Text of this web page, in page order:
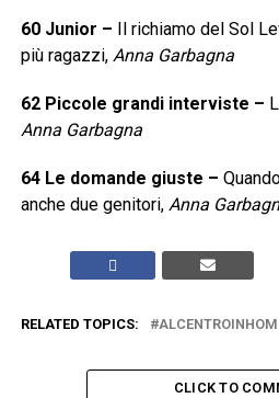
60 Junior –
Il richiamo del Sol
più ragazzi, Anna Garbagna
62 Piccole grandi interviste –
Anna Garbagna
64 Le domande giuste –
anche due genitori, Anna
RELATED TOPICS:
CLICK TO